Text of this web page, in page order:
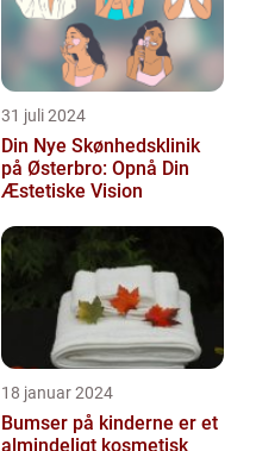
31 juli 2024
Din Nye Skønhedsklinik
på Østerbro: Opnå Din
Æstetiske Vision
18 januar 2024
Bumser på kinderne er et
almindeligt kosmetisk